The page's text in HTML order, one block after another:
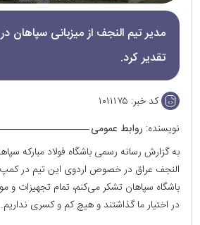
مدیر تیم النجف از میزبانی سپاهان
تقدیر کرد.
کد خبر: ۱۰۱۱۱۷۵
نویسنده: روابط عمومی
به گزارش رسانه رسمی باشگاه فولاد مبارکه
النجف عراق در خصوص اردوی این تیم در کمپ
باشگاه سپاهان تشکر می‌کنم، تمام تجهیزات و
در اختیار ما گذاشتند و هیچ کم و کسری نداریم.